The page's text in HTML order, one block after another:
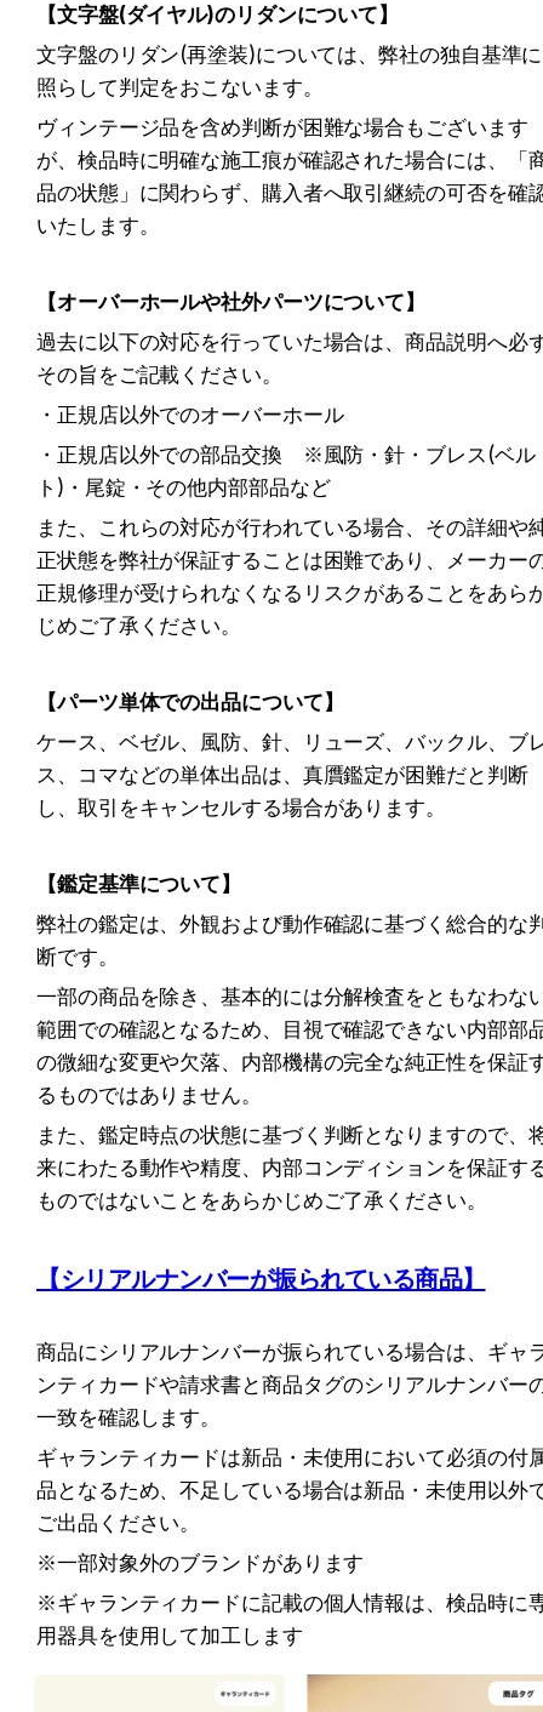
【文字盤(ダイヤル)のリダンについて】
文字盤のリダン(再塗装)については、弊社の独自基準に
照らして判定をおこないます。
ヴィンテージ品を含め判断が困難な場合もございます
が、検品時に明確な施工痕が確認された場合には、「
品の状態」に関わらず、購入者へ取引継続の可否を確
いたします。
【オーバーホールや社外パーツについて】
過去に以下の対応を行っていた場合は、商品説明へ必
その旨をご記載ください。
・正規店以外でのオーバーホール
・正規店以外での部品交換　※風防・針・ブレス(ベル
ト)・尾錠・その他内部部品など
また、これらの対応が行われている場合、その詳細や
正状態を弊社が保証することは困難であり、メーカー
正規修理が受けられなくなるリスクがあることをあら
じめご了承ください。
【パーツ単体での出品について】
ケース、ベゼル、風防、針、リューズ、バックル、ブ
ス、コマなどの単体出品は、真贋鑑定が困難だと判断
し、取引をキャンセルする場合があります。
【鑑定基準について】
弊社の鑑定は、外観および動作確認に基づく総合的な
断です。
一部の商品を除き、基本的には分解検査をともなわな
範囲での確認となるため、目視で確認できない内部部
の微細な変更や欠落、内部機構の完全な純正性を保証
るものではありません。
また、鑑定時点の状態に基づく判断となりますので、
来にわたる動作や精度、内部コンディションを保証す
ものではないことをあらかじめご了承ください。
【シリアルナンバーが振られている商品】
商品にシリアルナンバーが振られている場合は、ギャ
ンティカードや請求書と商品タグのシリアルナンバー
一致を確認します。
ギャランティカードは新品・未使用において必須の付
品となるため、不足している場合は新品・未使用以外
ご出品ください。
※一部対象外のブランドがあります
※ギャランティカードに記載の個人情報は、検品時に
用器具を使用して加工します